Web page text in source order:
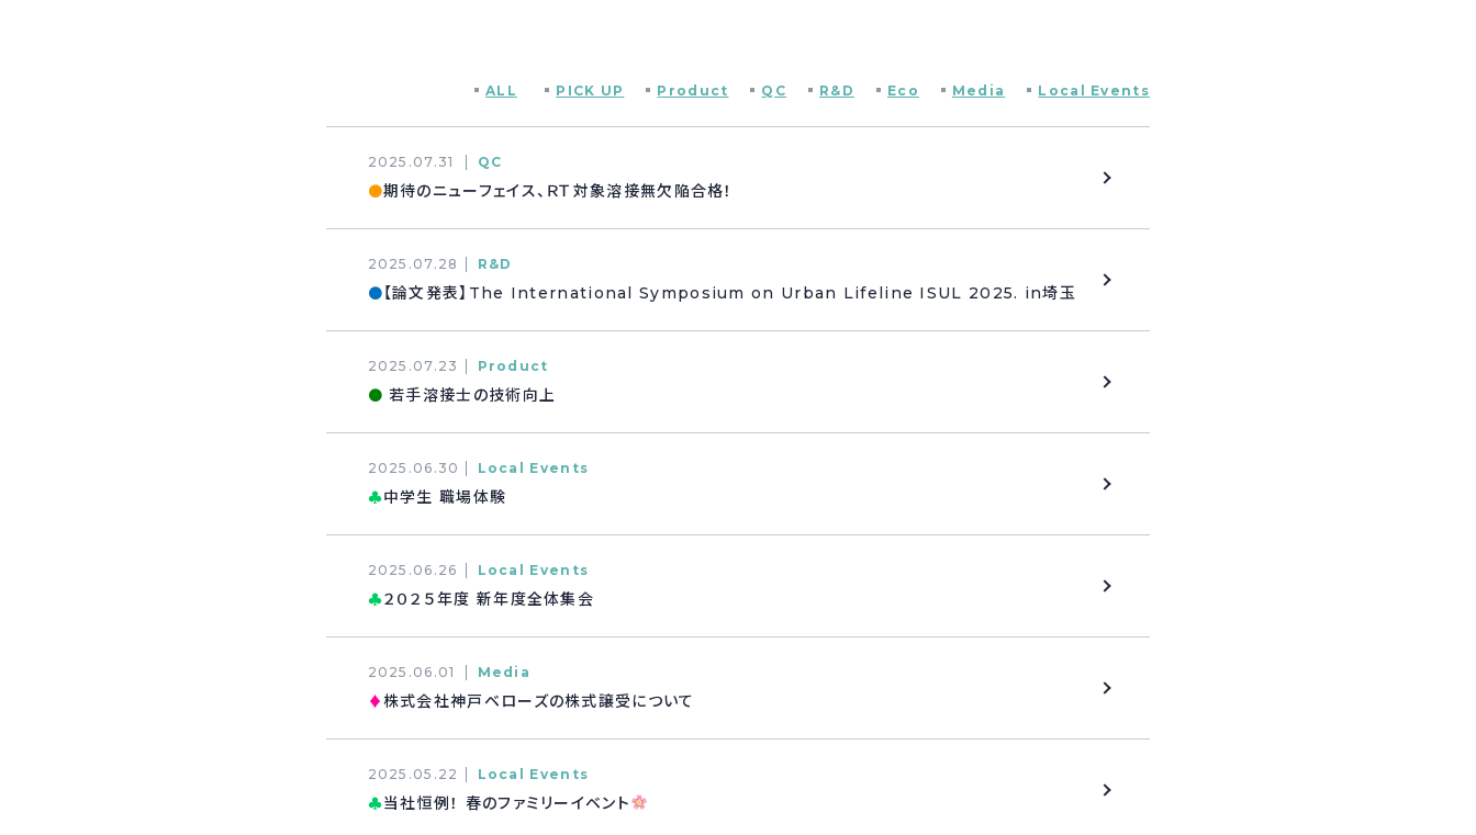
ALL PICK UP Product QC R&D Eco Media Local Events
2025.07.31 QC
●期待のニューフェイス、ＲＴ対象溶接無欠陥合格！
2025.07.28 R&D
● 【論文発表】The International Symposium on Urban Lifeline ISUL 2025. in埼玉
2025.07.23 Product
●若手溶接士の技術向上
2025.06.30 Local Events
♣中学生 職場体験
2025.06.26 Local Events
♣２０２５年度 新年度全体集会
2025.06.01 Media
♦株式会社神戸ベローズの株式譲受について
2025.05.22 Local Events
♣当社恒例！ 春のファミリーイベント